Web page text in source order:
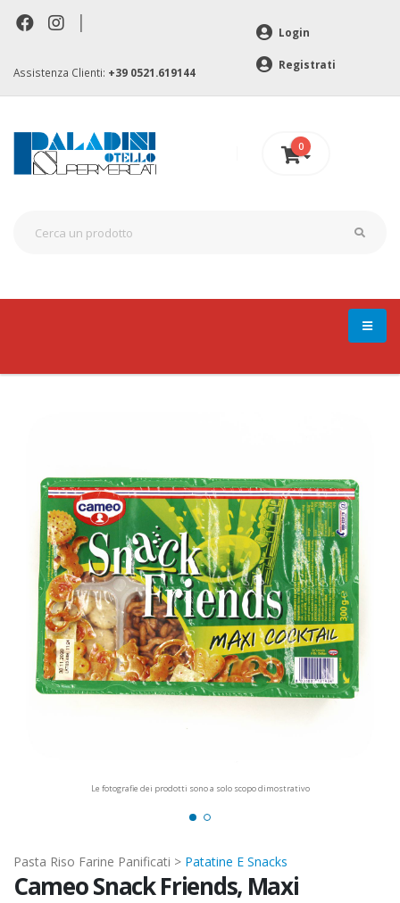
|
Assistenza Clienti: +39 0521.619144
Login
Registrati
0
Le fotografie dei prodotti sono a solo scopo dimostrativo
Pasta Riso Farine Panificati > Patatine E Snacks
Cameo Snack Friends, Maxi